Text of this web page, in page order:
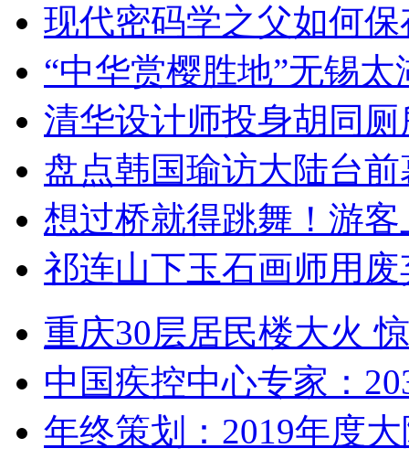
现代密码学之父如何
“中华赏樱胜地”无锡
清华设计师投身胡同
盘点韩国瑜访大陆台
想过桥就得跳舞！游客
祁连山下玉石画师用
重庆30层居民楼大火
中国疾控中心专家：
年终策划：2019年度